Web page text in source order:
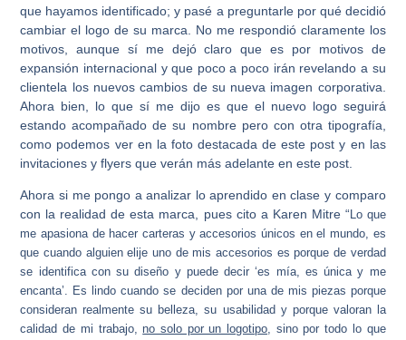
que hayamos identificado; y pasé a preguntarle por qué decidió
cambiar el logo de su marca. No me respondió claramente los
motivos, aunque sí me dejó claro que es por motivos de
expansión internacional y que poco a poco irán revelando a su
clientela los nuevos cambios de su nueva imagen corporativa.
Ahora bien, lo que sí me dijo es que el nuevo logo seguirá
estando acompañado de su nombre pero con otra tipografía,
como podemos ver en la foto destacada de este post y en las
invitaciones y flyers que verán más adelante en este post.
Ahora si me pongo a analizar lo aprendido en clase y comparo
con la realidad de esta marca, pues cito a Karen Mitre “ Lo que
me apasiona de hacer carteras y accesorios únicos en el mundo, es
que cuando alguien elije uno de mis accesorios es porque de verdad
se identifica con su diseño y puede decir ‘es mía, es única y me
encanta’. Es lindo cuando se deciden por una de mis piezas porque
consideran realmente su belleza, su usabilidad y porque valoran la
calidad de mi trabajo,no solo por un logotipo, sino por todo lo que